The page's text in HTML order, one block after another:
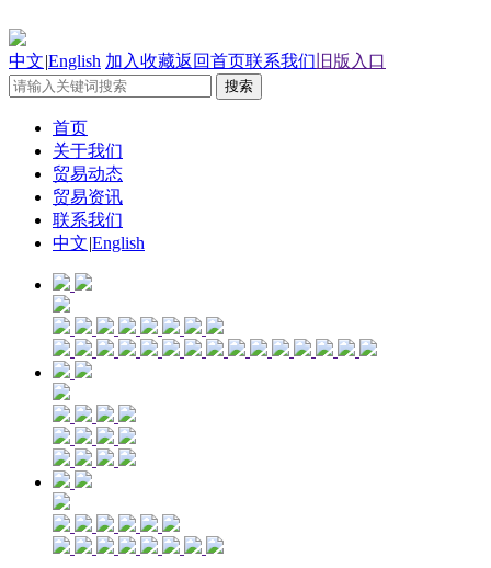
中文|English 加入收藏返回首页联系我们 旧版入口
首页
关于我们
贸易动态
贸易资讯
联系我们
中文|English